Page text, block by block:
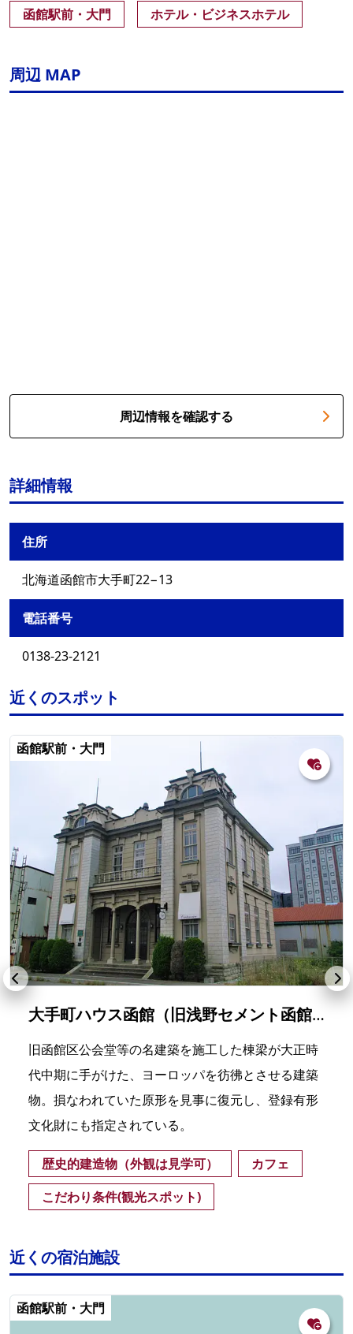
函館駅前・大門 ホテル・ビジネスホテル
周辺 MAP
周辺情報を確認する
詳細情報
住所
北海道函館市大手町22−13
電話番号
0138-23-2121
近くのスポット
函館駅前・大門
大手町ハウス函館（旧浅野セメント函館営業所、現cafe centenaire)
旧函館区公会堂等の名建築を施工した棟梁が大正時
代中期に手がけた、ヨーロッパを彷彿とさせる建築
物。損なわれていた原形を見事に復元し、登録有形
文化財にも指定されている。
歴史的建造物（外観は見学可）
カフェ
こだわり条件(観光スポット)
近くの宿泊施設
函館駅前・大門